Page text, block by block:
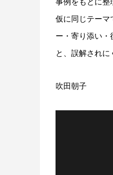
仮に同じテーマ
ー・寄り添い・
と、誤解されに
吹田朝子